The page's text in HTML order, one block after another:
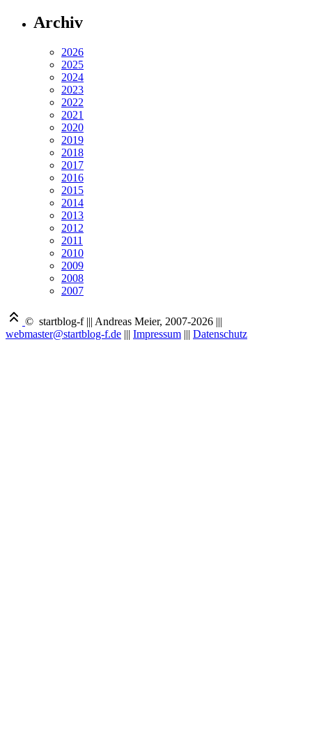
Archiv
2026
2025
2024
2023
2022
2021
2020
2019
2018
2017
2016
2015
2014
2013
2012
2011
2010
2009
2008
2007
© startblog-f ||| Andreas Meier, 2007-2026 |||
webmaster@startblog-f.de ||| Impressum ||| Datenschutz